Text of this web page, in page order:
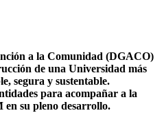
a la Comunidad (DGACO)
de una Universidad más
segura y sustentable.
para acompañar a la
su pleno desarrollo.